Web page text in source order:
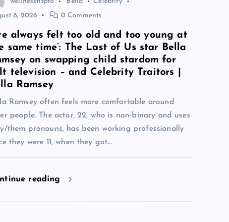
8, 2026
0 Comments
always felt too old and too young at
same time’: The Last of Us star Bella
on swapping child stardom for
television – and Celebrity Traitors |
Ramsey
Ramsey often feels more comfortable around
people. The actor, 22, who is non-binary and uses
them pronouns, has been working professionally
they were 11, when they got…
reading